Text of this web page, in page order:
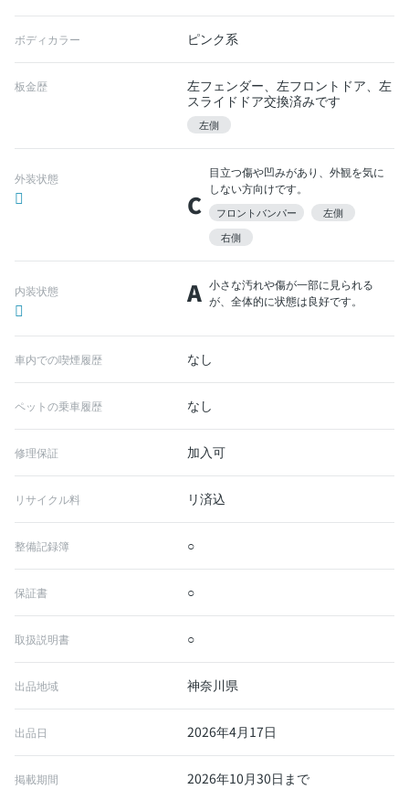
ボディカラー ピンク系
板金歴
左フェンダー、左フロントドア、左
スライドドア交換済みです
左側
外装状態
C
目立つ傷や凹みがあり、外観を気に
しない方向けです。
フロントバンパー
左側
右側
内装状態 A 小さな汚れや傷が一部に見られる
が、全体的に状態は良好です。
車内での喫煙履歴 なし
ペットの乗車履歴 なし
修理保証 加入可
リサイクル料 リ済込
整備記録簿 ○
保証書 ○
取扱説明書 ○
出品地域 神奈川県
出品日 2026年4月17日
掲載期間 2026年10月30日まで